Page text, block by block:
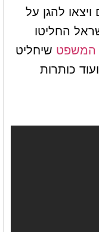
להגן על
החליטו
המשפט שיחליט
כותרות